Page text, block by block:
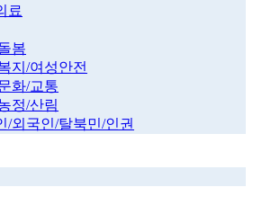
료
봄
지/여성안전
화/교통
정/산림
/외국인/탈북민/인권